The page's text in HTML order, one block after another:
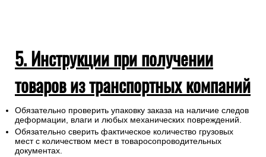
5. Инструкции при получении
товаров из транспортных компаний
Обязательно проверить упаковку заказа на наличие следов
деформации, влаги и любых механических повреждений.
Обязательно сверить фактическое количество грузовых
мест с количеством мест в товаросопроводительных
документах.